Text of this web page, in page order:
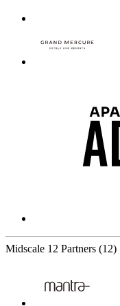
Midscale 12 Partners (12)